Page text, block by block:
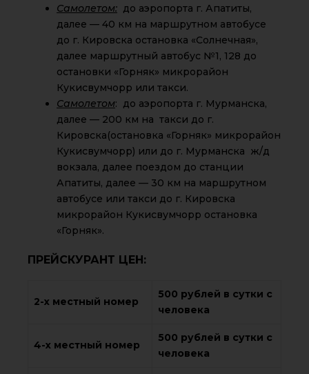
Самолетом: до аэропорта г. Апатиты,
далее — 40 км на маршрутном автобусе
до г. Кировска остановка «Солнечная»,
далее маршрутный автобус №1, 128 до
остановки «Горняк» микрорайон
Кукисвумчорр или такси.
Самолетом: до аэропорта г. Мурманска,
далее — 200 км на такси до г.
Кировска(остановка «Горняк» микрорайон
Кукисвумчорр) или до г. Мурманска ж/д
вокзала, далее поездом до станции
Апатиты, далее — 30 км на маршрутном
автобусе или такси до г. Кировска
микрорайон Кукисвумчорр остановка
«Горняк».
ПРЕЙСКУРАНТ ЦЕН:
2-х местный номер
500 рублей в сутки с
человека
4-х местный номер
500 рублей в сутки с
человека